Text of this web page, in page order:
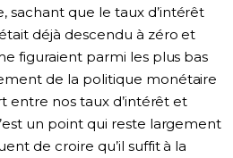
que le taux d’intérêt
déjà descendu à zéro et
figuraient parmi les plus bas
de la politique monétaire
entre nos taux d’intérêt et
un point qui reste largement
de croire qu’il suffit à la